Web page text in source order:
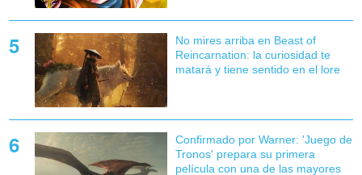
No mires arriba en Beast of
Reincarnation: la curiosidad te
matará y tiene sentido en el lore
Confirmado por Warner: 'Juego de
Tronos' prepara su primera
película con una de las mayores